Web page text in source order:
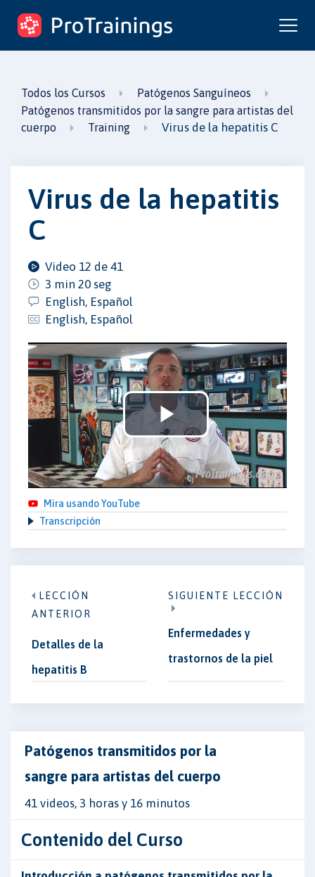
ProTrainings.com
un curso de ProTrainings
Todos los Cursos
Patógenos Sanguíneos
Patógenos transmitidos por la sangre para artistas del
cuerpo
Training Virus de la hepatitis C
Virus de la hepatitis
C
Video 12 de 41
3 min 20 seg
English, Español
English, Español
Play
Video
Mira usando YouTube
Transcripción
LECCIÓN
ANTERIOR
Detalles de la
hepatitis B
SIGUIENTE LECCIÓN
Enfermedades y
trastornos de la piel
Patógenos transmitidos por la
sangre para artistas del cuerpo
41 videos, 3 horas y 16 minutos
Contenido del Curso